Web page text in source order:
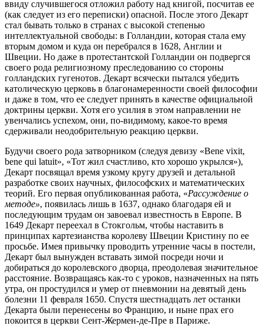
ввиду случившегося отложил работу над книгой, посчитав ее
(как следует из его переписки) опасной. После этого Декарт
стал бывать только в странах с высокой степенью
интеллектуальной свободы: в Голландии, которая стала ему
вторым домом и куда он перебрался в 1628, Англии и
Швеции. Но даже в протестантской Голландии он подвергся
своего рода религиозному преследованию со стороны
голландских гугенотов. Декарт всячески пытался убедить
католическую церковь в благонамеренности своей философии
и даже в том, что ее следует принять в качестве официальной
доктрины церкви. Хотя его усилия в этом направлении не
увенчались успехом, они, по-видимому, какое-то время
сдерживали неодобрительную реакцию церкви.
Будучи своего рода затворником (следуя девизу «Bene vixit,
bene qui latuit», «Тот жил счастливо, кто хорошо укрылся»),
Декарт посвящал время узкому кругу друзей и детальной
разработке своих научных, философских и математических
теорий. Его первая опубликованная работа, «Рассуждение о
методе», появилась лишь в 1637, однако благодаря ей и
последующим трудам он завоевал известность в Европе. В
1649 Декарт переехал в Стокгольм, чтобы наставить в
принципах картезианства королеву Швеции Кристину по ее
просьбе. Имея привычку проводить утренние часы в постели,
Декарт был вынужден вставать зимой посреди ночи и
добираться до королевского дворца, преодолевая значительное
расстояние. Возвращаясь как-то с уроков, назначенных на пять
утра, он простудился и умер от пневмонии на девятый день
болезни 11 февраля 1650. Спустя шестнадцать лет останки
Декарта были перенесены во Францию, и ныне прах его
покоится в церкви Сент-Жермен-де-Пре в Париже.